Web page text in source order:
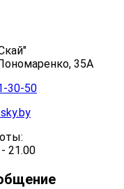
35А
30-50
21.00